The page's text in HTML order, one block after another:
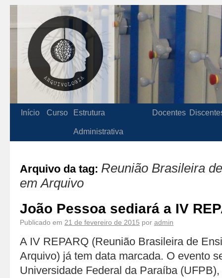
Início Curso Estrutura
Administrativa
Docentes
Arquivo da tag: Reunião Brasileira
em Arquivo
João Pessoa sediará a IV
Publicado em 21 de fevereiro de 2015 por admin
A IV REPARQ (Reunião Brasileira de
Arquivo) já tem data marcada. O evento
Universidade Federal da Paraíba